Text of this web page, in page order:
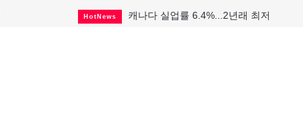
HotNews 캐나다 실업률 6.4%...2년래 최저